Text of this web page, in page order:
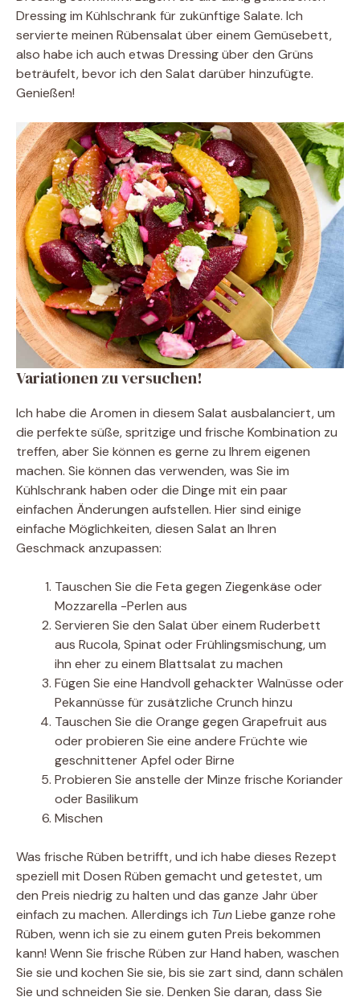
Dressing im Kühlschrank für zukünftige Salate. Ich
servierte meinen Rübensalat über einem Gemüsebett,
also habe ich auch etwas Dressing über den Grüns
beträufelt, bevor ich den Salat darüber hinzufügte.
Genießen!
Variationen zu versuchen!
Ich habe die Aromen in diesem Salat ausbalanciert, um
die perfekte süße, spritzige und frische Kombination zu
treffen, aber Sie können es gerne zu Ihrem eigenen
machen. Sie können das verwenden, was Sie im
Kühlschrank haben oder die Dinge mit ein paar
einfachen Änderungen aufstellen. Hier sind einige
einfache Möglichkeiten, diesen Salat an Ihren
Geschmack anzupassen:
Tauschen Sie die Feta gegen Ziegenkäse oder
Mozzarella -Perlen aus
Servieren Sie den Salat über einem Ruderbett
aus Rucola, Spinat oder Frühlingsmischung, um
ihn eher zu einem Blattsalat zu machen
Fügen Sie eine Handvoll gehackter Walnüsse oder
Pekannüsse für zusätzliche Crunch hinzu
Tauschen Sie die Orange gegen Grapefruit aus
oder probieren Sie eine andere Früchte wie
geschnittener Apfel oder Birne
Probieren Sie anstelle der Minze frische Koriander
oder Basilikum
Mischen
Was frische Rüben betrifft, und ich habe dieses Rezept
speziell mit Dosen Rüben gemacht und getestet, um
den Preis niedrig zu halten und das ganze Jahr über
einfach zu machen. Allerdings ich TunLiebe ganze rohe
Rüben, wenn ich sie zu einem guten Preis bekommen
kann! Wenn Sie frische Rüben zur Hand haben, waschen
Sie sie und kochen Sie sie, bis sie zart sind, dann schälen
Sie und schneiden Sie sie. Denken Sie daran, dass Sie